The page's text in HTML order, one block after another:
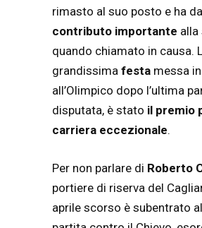
rimasto al suo posto e ha
contributo importante alla
quando chiamato in causa.
grandissima festa messa
all’Olimpico dopo l’ultima
disputata, è stato il premio
carriera eccezionale.
Per non parlare di Roberto
portiere di riserva del
aprile scorso è subentrato